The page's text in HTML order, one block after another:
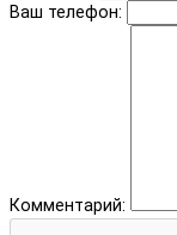
Ваш телефон:
Комментарий: